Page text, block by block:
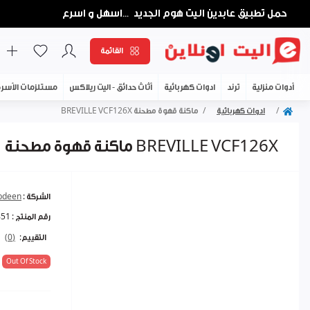
حمل تطبيق عابدين اليت هوم الجديد ...اسهل و اسرع
القائمة
أدوات منزلية ترند ادوات كهربائية أثاث حدائق - اليت ريلاكس مستلزمات
ادوات كهربائية ماكنة قهوة مطحنة BREVILLE VCF126X
ماكنة قهوة مطحنة BREVILLE VCF126X
الشركة :
رقم المنتج :
التقييم: (0)
Out Of Stock